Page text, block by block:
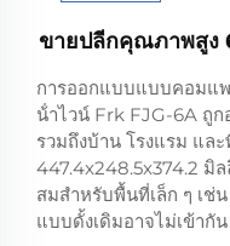
ขายปลีกคุณภาพสูง
การออกแบบแบบคอมแพ
น้ําไวน์ Frk FJG-6A ถู
รวมถึงบ้าน โรงแรม แล
447.4x248.5x374.2 มิ
สมสําหรับพื้นที่เล็ก ๆ เช่
แบบดั้งเดิมอาจไม่เข้ากัน